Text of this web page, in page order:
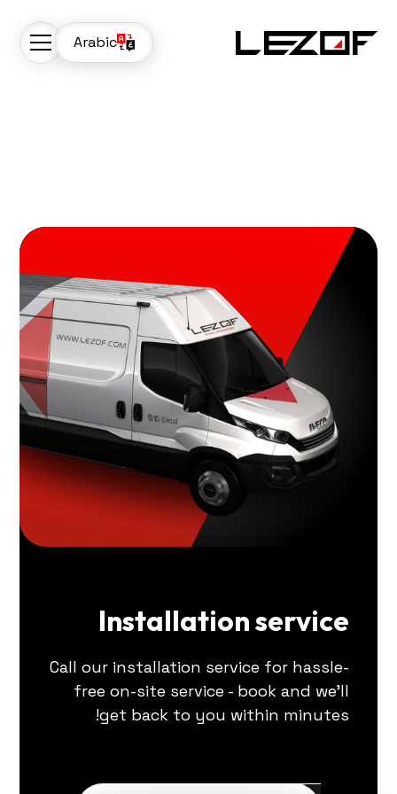
Arabic
Installation service
Call our installation service for hassle-
free on-site service - book and we'll
get back to you within minutes!